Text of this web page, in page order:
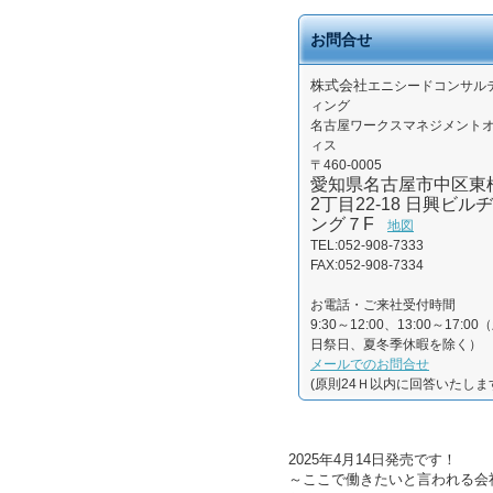
お問合せ
株式会社エニシードコンサル
ィング
名古屋ワークスマネジメント
ィス
〒460-0005
愛知県名古屋市中区東
2丁目22-18 日興ビルヂ
ング７F
地図
TEL:052-908-7333
FAX:052-908-7334
お電話・ご来社受付時間
9:30～12:00、13:00～17:00（
日祭日、夏冬季休暇を除く）
メールでのお問合せ
(原則24Ｈ以内に回答いたしま
2025年4月14日発売です！
～ここで働きたいと言われる会